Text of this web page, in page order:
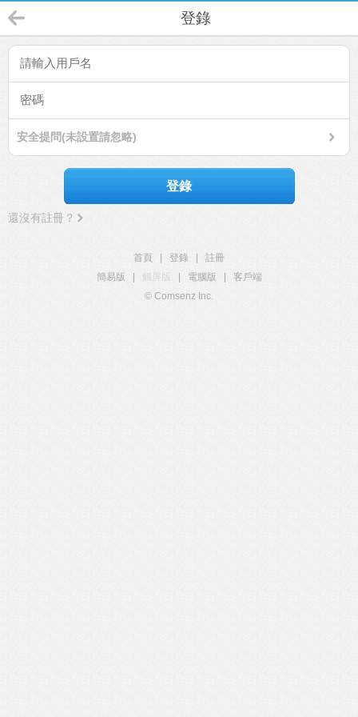
登錄
安全提問(未設置請忽略)
登錄
還沒有註冊？
首頁 登錄
註冊
簡易版
觸屏版 電腦版
客戶端
© Comsenz Inc.